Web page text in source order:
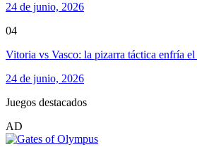
24 de junio, 2026
04
Vitoria vs Vasco: la pizarra táctica enfría
24 de junio, 2026
Juegos destacados
AD